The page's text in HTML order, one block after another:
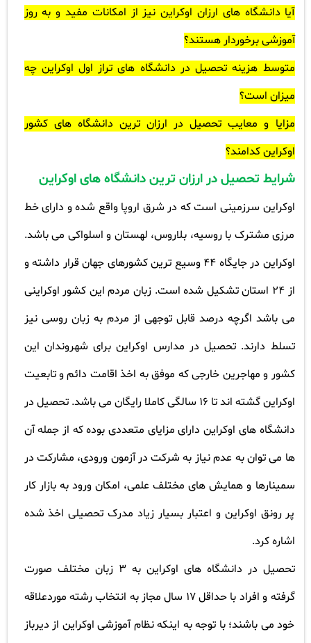
آیا دانشگاه های ارزان اوکراین نیز از امکانات مفید و به روز
آموزشی برخوردار هستند؟
متوسط هزینه تحصیل در دانشگاه های تراز اول اوکراین چه
میزان است؟
مزایا و معایب تحصیل در ارزان ترین دانشگاه های کشور
اوکراین کدامند؟
شرایط تحصیل در ارزان ترین دانشگاه های اوکراین
اوکراین سرزمینی است که در شرق اروپا واقع شده و دارای خط
مرزی مشترک با روسیه، بلاروس، لهستان و اسلواکی می باشد.
اوکراین در جایگاه 44 وسیع ترین کشورهای جهان قرار داشته و
از 24 استان تشکیل شده است. زبان مردم این کشور اوکراینی
می باشد اگرچه درصد قابل توجهی از مردم به زبان روسی نیز
تسلط دارند. تحصیل در مدارس اوکراین برای شهروندان این
کشور و مهاجرین خارجی که موفق به اخذ اقامت دائم و تابعیت
اوکراین گشته اند تا 16 سالگی کاملا رایگان می باشد. تحصیل در
دانشگاه های اوکراین دارای مزایای متعددی بوده که از جمله آن
ها می توان به عدم نیاز به شرکت در آزمون ورودی، مشارکت در
سمینارها و همایش های مختلف علمی، امکان ورود به بازار کار
پر رونق اوکراین و اعتبار بسیار زیاد مدرک تحصیلی اخذ شده
اشاره کرد.
تحصیل در دانشگاه های اوکراین به 3 زبان مختلف صورت
گرفته و افراد با حداقل 17 سال مجاز به انتخاب رشته موردعلاقه
خود می باشند؛ با توجه به اینکه نظام آموزشی اوکراین از دیرباز